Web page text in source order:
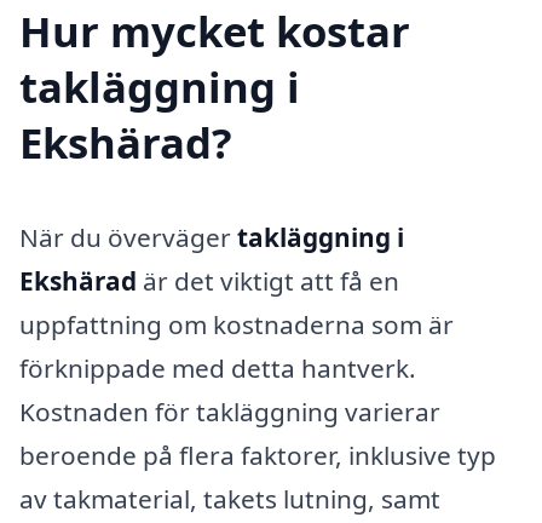
Hur mycket kostar
takläggning i
Ekshärad?
När du övervägertakläggning i
Ekshärad är det viktigt att få en
uppfattning om kostnaderna som är
förknippade med detta hantverk.
Kostnaden för takläggning varierar
beroende på flera faktorer, inklusive typ
av takmaterial, takets lutning, samt